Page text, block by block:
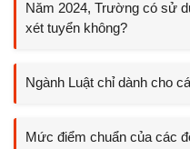
Năm 2024, Trường có sử
xét tuyển không?
Ngành Luật chỉ dành cho
Mức điểm chuẩn của các